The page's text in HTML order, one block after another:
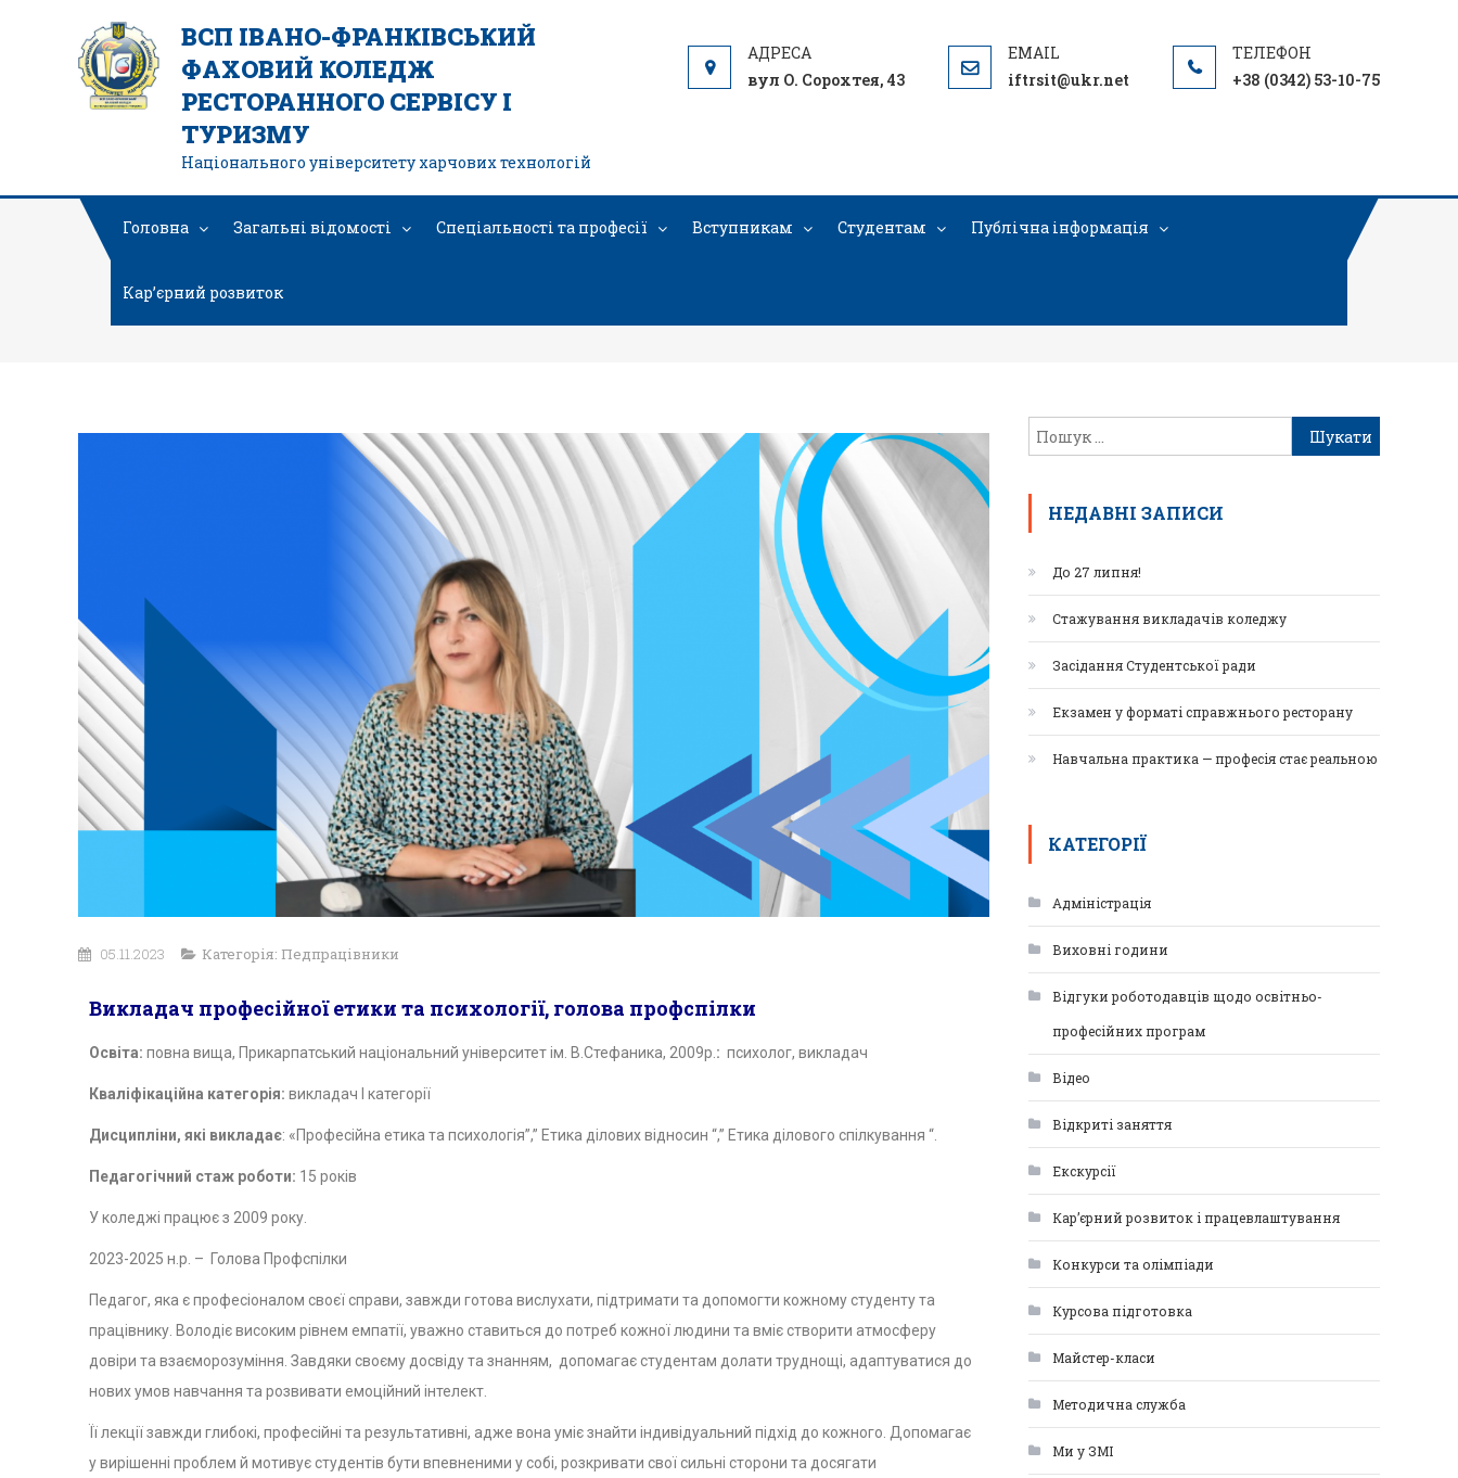
ВСП ІВАНО-ФРАНКІВСЬКИЙ
ФАХОВИЙ КОЛЕДЖ
РЕСТОРАННОГО СЕРВІСУ І
ТУРИЗМУ
Національного університету харчових технологій
вул О. Сорохтея, 43 iftrsit@ukr.net +38 (0342) 53-10-75
Головна Загальні відомості Спеціальності та професії Вступникам Студентам Публічна інформація
Кар’єрний розвиток
05.11.2023 Категорія: Педпрацівники
Викладач професійної етики та психології, голова профспілки
Освіта: повна вища, Прикарпатський національний університет ім. В.Стефаника, 2009р. : психолог, викладач
Кваліфікаційна категорія: викладач І категорії
Дисципліни, які викладає: «Професійна етика та психологія”,” Етика ділових відносин “,” Етика ділового спілкування “.
Педагогічний стаж роботи: 15 років
У коледжі працює з 2009 року.
2023-2025 н.р. – Голова Профспілки
Педагог, яка є професіоналом своєї справи, завжди готова вислухати, підтримати та допомогти кожному студенту та
працівнику. Володіє високим рівнем емпатії, уважно ставиться до потреб кожної людини та вміє створити атмосферу
довіри та взаєморозуміння. Завдяки своєму досвіду та знанням, допомагає студентам долати труднощі, адаптуватися до
нових умов навчання та розвивати емоційний інтелект.
Її лекції завжди глибокі, професійні та результативні, адже вона уміє знайти індивідуальний підхід до кожного. Допомагає
у вирішенні проблем й мотивує студентів бути впевненими у собі, розкривати свої сильні сторони та досягати
НЕДАВНІ ЗАПИСИ
До 27 липня!
Стажування викладачів коледжу
Засідання Студентської ради
Екзамен у форматі справжнього ресторану
Навчальна практика — професія стає реальною
КАТЕГОРІЇ
Адміністрація
Виховні години
Відгуки роботодавців щодо освітньо-
професійних програм
Відео
Відкриті заняття
Екскурсії
Кар’єрний розвиток і працевлаштування
Конкурси та олімпіади
Курсова підготовка
Майстер-класи
Методична служба
Ми у ЗМІ